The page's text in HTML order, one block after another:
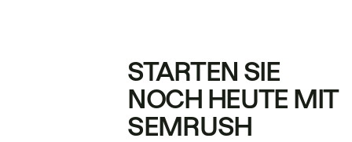
STARTEN SIE
NOCH HEUTE MIT
SEMRUSH